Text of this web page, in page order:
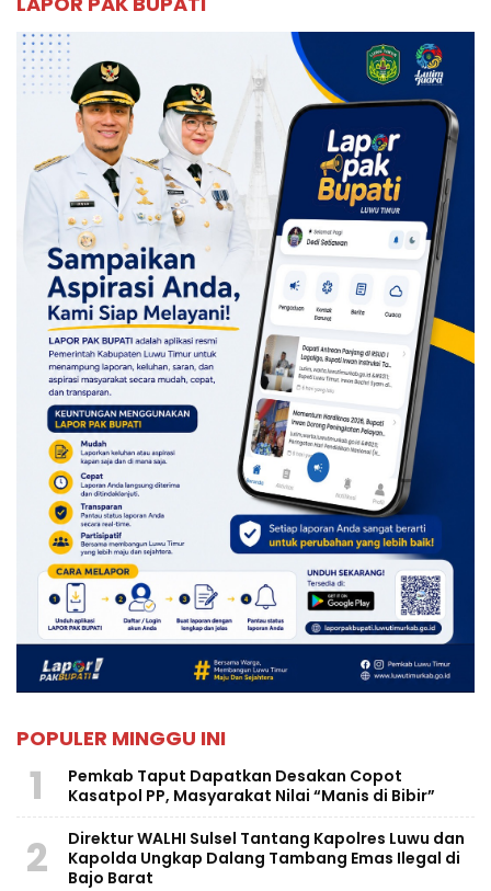
POPULER MINGGU INI
1
Pemkab Taput Dapatkan Desakan Copot
Kasatpol PP, Masyarakat Nilai “Manis di Bibir”
2
Direktur WALHI Sulsel Tantang Kapolres Luwu dan
Kapolda Ungkap Dalang Tambang Emas Ilegal di
Bajo Barat